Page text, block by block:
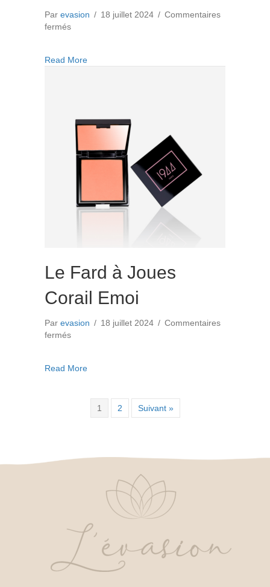
Par evasion / 18 juillet 2024 / Commentaires
ferméssur
Universelle
Read Moreabout La Poudre Universelle
Le Fard à Joues
Corail Emoi
Par evasion / 18 juillet 2024 / Commentaires
ferméssur
à
Read Moreabout Le Fard à Joues Corail Emoi
1 2 Suivant »